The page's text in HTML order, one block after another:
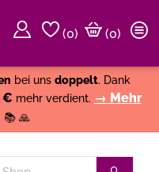
(0)
(0)
bei uns doppelt. Dank
€ mehr verdient. → Mehr
📚 🙏